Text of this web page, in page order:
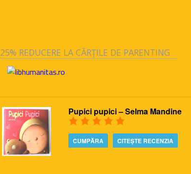
25% REDUCERE LA CĂRȚILE DE PARENTING
Pupici pupici – Selma Mandine
CUMPĂRA CITEȘTE RECENZIA